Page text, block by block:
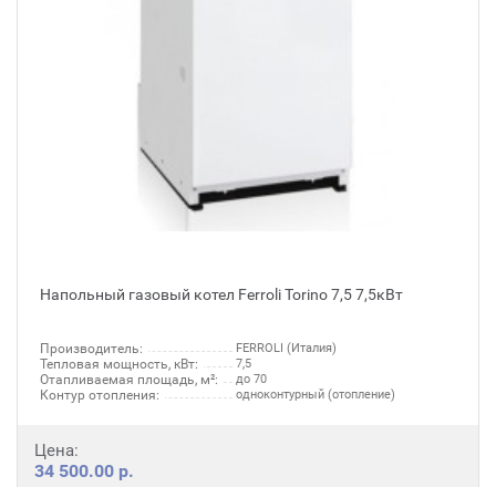
Напольный газовый котел Ferroli Torino 7,5 7,5кВт
Производитель: FERROLI (Италия)
Тепловая мощность, кВт: 7,5
Отапливаемая площадь, м²: до 70
Контур отопления: одноконтурный (отопление)
Цена:
34 500.00 р.